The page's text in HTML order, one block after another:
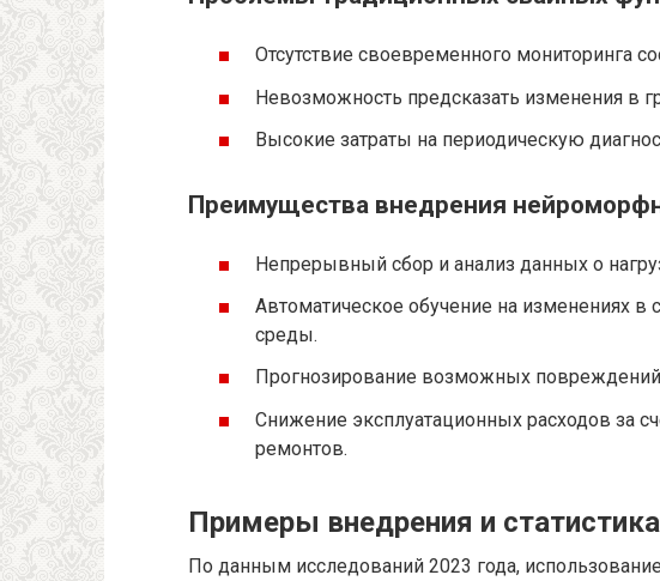
Отсутствие своевременного мониторинга
Невозможность предсказать изменения в
Высокие затраты на периодическую
Преимущества внедрения
Непрерывный сбор и анализ данных о
Автоматическое обучение на изменениях
среды.
Прогнозирование возможных
Снижение эксплуатационных расходов за
ремонтов.
Примеры внедрения и
По данным исследований 2023 года,